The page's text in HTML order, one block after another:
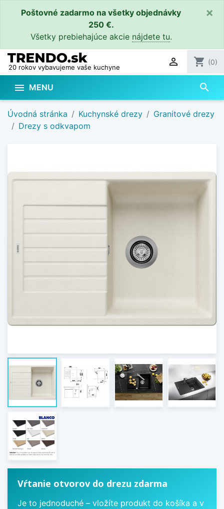
Poštovné zadarmo na všetky objednávky
250 €.
Všetky prebiehajúce akcie nájdete tu.
×
20 rokov vybavujeme vaše kuchyne  shopping_cart (0)
 MENU search
Úvodná stránka Kuchynské drezy
Granitové drezy
Drezy s odkvapom
Vŕtanie otvorov do drezu zdarma
Je to jednoduché – vložíte produkt do košíka a v